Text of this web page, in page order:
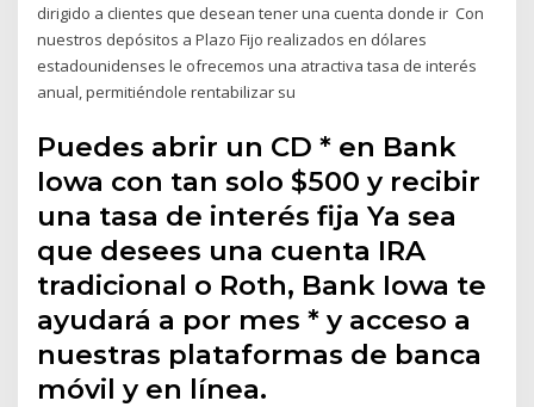
dirigido a clientes que desean tener una cuenta donde ir Con
nuestros depósitos a Plazo Fijo realizados en dólares
estadounidenses le ofrecemos una atractiva tasa de interés
anual, permitiéndole rentabilizar su
Puedes abrir un CD * en Bank
Iowa con tan solo $500 y recibir
una tasa de interés fija Ya sea
que desees una cuenta IRA
tradicional o Roth, Bank Iowa te
ayudará a por mes * y acceso a
nuestras plataformas de banca
móvil y en línea.